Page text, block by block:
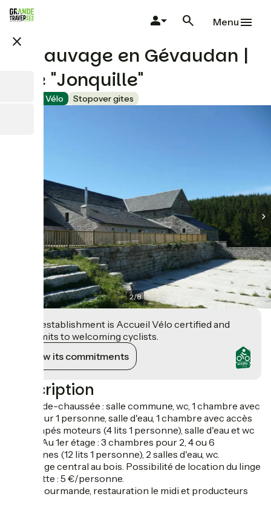
Skip
content
close
Menu
Le Sauvage en Gévaudan |
Gîte "Jonquille"
Accueil Vélo Stopover gites
2/8
This establishment is Accueil Vélo certified and
commits to welcoming cyclists.
View its commitments
Description
Au rez-de-chaussée : salle commune, wc, 1 chambre avec
5 lits pour 1 personne, salle d'eau, 1 chambre avec accès
handicapés moteurs (4 lits 1 personne), salle d'eau et wc
privés. Au 1er étage : 3 chambres pour 2, 4 ou 6
personnes (12 lits 1 personne), 2 salles d'eau, wc.
Chauffage central au bois. Possibilité de location du linge
de toilette : 5 €/personne.
Pause gourmande, restauration le midi et producteurs